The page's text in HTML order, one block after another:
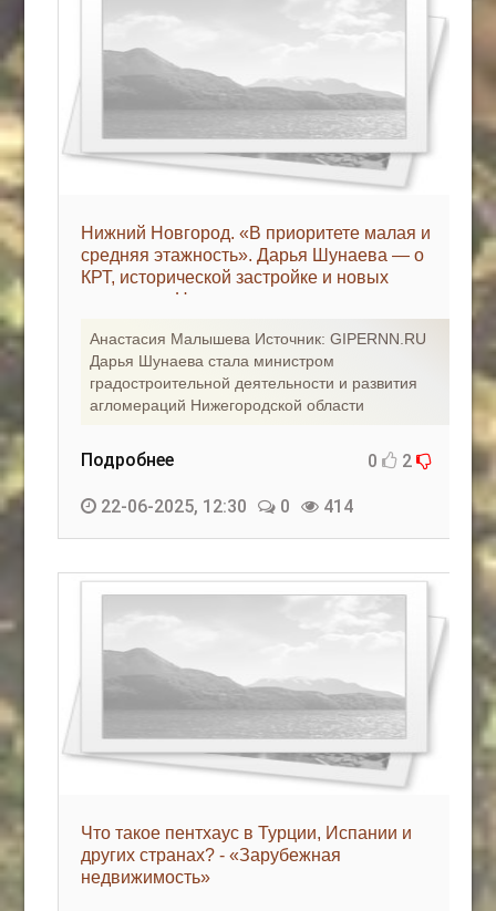
Нижний Новгород. «В приоритете малая и
средняя этажность». Дарья Шунаева — о
КРТ, исторической застройке и новых
вызовах - «Новости регионов»
Анастасия Малышева Источник: GIPERNN.RU
Дарья Шунаева стала министром
градостроительной деятельности и развития
агломераций Нижегородской области
Подробнее 0 2
22-06-2025, 12:30 0 414
Что такое пентхаус в Турции, Испании и
других странах? - «Зарубежная
недвижимость»